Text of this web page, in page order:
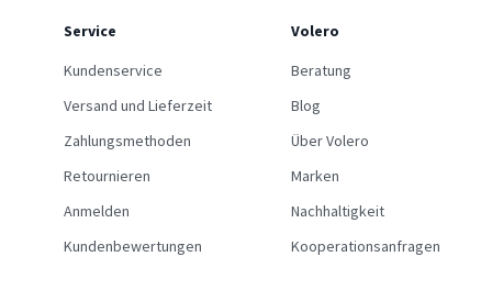
Service
Kundenservice
Versand und Lieferzeit
Zahlungsmethoden
Retournieren
Anmelden
Kundenbewertungen
Volero
Beratung
Blog
Über Volero
Marken
Nachhaltigkeit
Kooperationsanfragen